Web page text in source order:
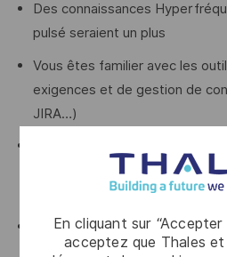
En cliquant sur “Accepter
acceptez que Thales
Des connaissances
pulsé seraient un plus
Vous êtes familier avec les
exigences et de gestion de
JIRA…)
équipe, votre leadership et
savez développer et partager
Vous êtes curieux et
équipes